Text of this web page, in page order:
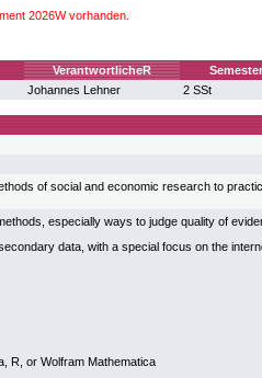
2026W vorhanden.
VerantwortlicheR
Johannes Lehner 2 SSt
of social and economic research to
especially ways to judge quality of
data, with a special focus on the
R, or Wolfram Mathematica